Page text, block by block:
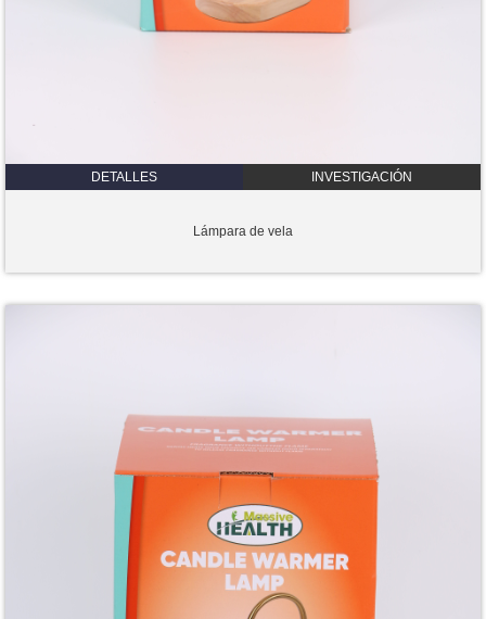
DETALLES INVESTIGACIÓN
Lámpara de vela